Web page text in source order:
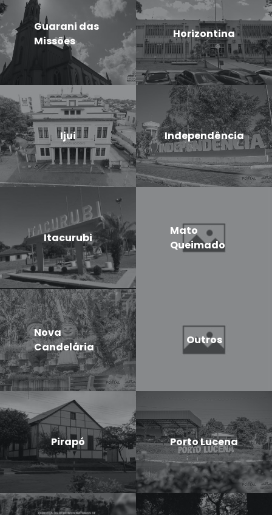
Guarani das
Missões
Horizontina
Ijui Independência
Itacurubi
Mato
Queimado
Nova
Candelária
Outros
Pirapó Porto Lucena